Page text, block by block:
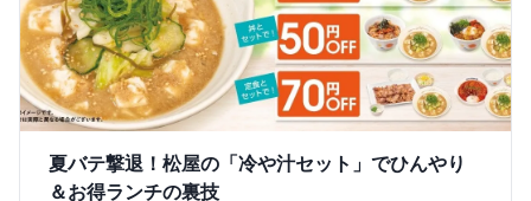
夏バテ撃退！松屋の「冷や汁セット」でひんやり
＆お得ランチの裏技